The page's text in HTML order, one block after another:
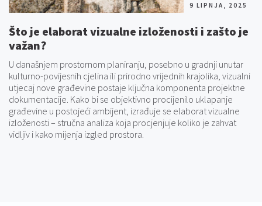
9 LIPNJA, 2025
Što je elaborat vizualne izloženosti i zašto je
važan?
U današnjem prostornom planiranju, posebno u gradnji unutar
kulturno-povijesnih cjelina ili prirodno vrijednih krajolika, vizualni
utjecaj nove građevine postaje ključna komponenta projektne
dokumentacije. Kako bi se objektivno procijenilo uklapanje
građevine u postojeći ambijent, izrađuje se elaborat vizualne
izloženosti – stručna analiza koja procjenjuje koliko je zahvat
vidljiv i kako mijenja izgled prostora.